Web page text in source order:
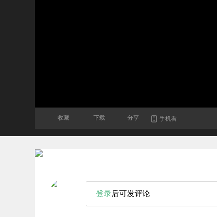
收藏 下载 分享 手机看
登录后可发评论